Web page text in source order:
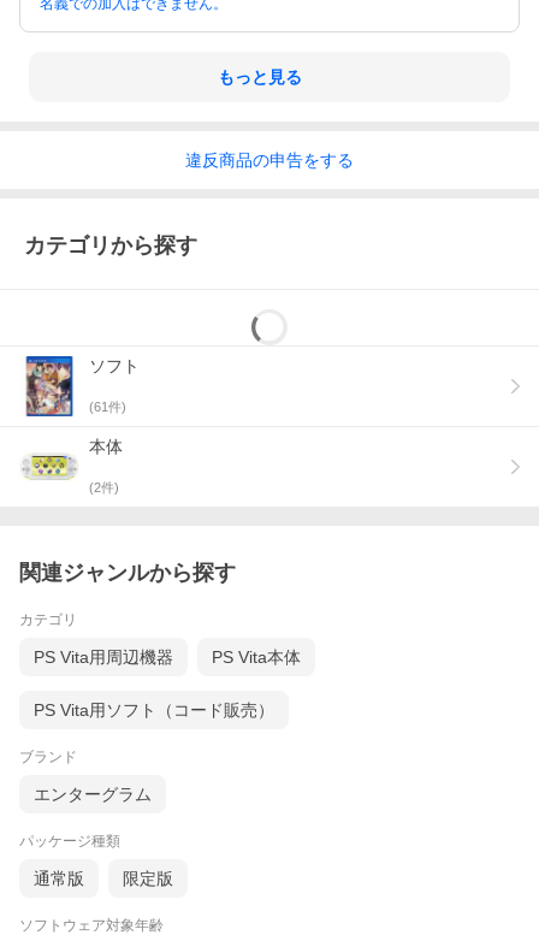
名義での加入はできません。
もっと見る
違反商品の申告をする
カテゴリから探す
ソフト
(61件)
本体
(2件)
関連ジャンルから探す
カテゴリ
PS Vita用周辺機器 PS Vita本体
PS Vita用ソフト（コード販売）
ブランド
エンターグラム
パッケージ種類
通常版 限定版
ソフトウェア対象年齢